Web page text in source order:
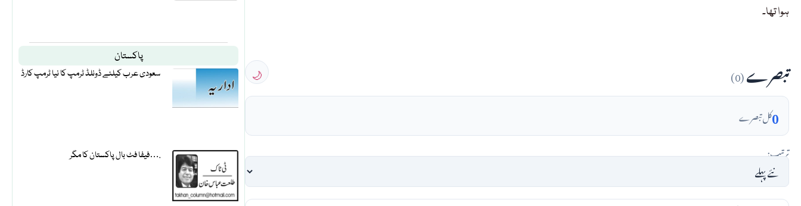
پاکستان
سعودی عرب کیلئے ڈونلڈ ٹرمپ کا نیا ٹرمپ کارڈ
فیفا فٹ بال پاکستان کا مگر….
ہوا تھا۔
تبصرے(0)
🌙
0کل تبصرے
ترتیب: